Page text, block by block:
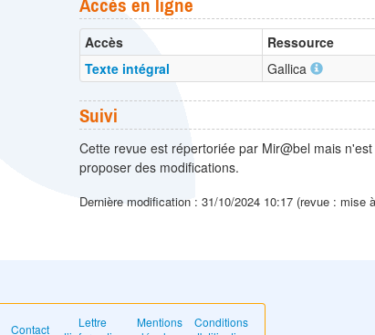
Accès en ligne
Accès Ressource
Texte intégral
Gallica
Suivi
Cette revue est répertoriée par Mir@bel mais
proposer des modifications.
Dernière modification : 31/10/2024 10:17 (revue : mise
Contact
Lettre
Mentions
Conditions